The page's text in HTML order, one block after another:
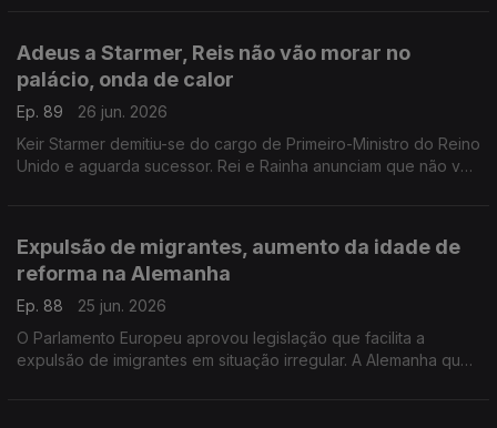
Adeus a Starmer, Reis não vão morar no
palácio, onda de calor
Ep. 89
26 jun. 2026
Keir Starmer demitiu-se do cargo de Primeiro-Ministro do Reino
Unido e aguarda sucessor. Rei e Rainha anunciam que não vão
Expulsão de migrantes, aumento da idade de
reforma na Alemanha
Ep. 88
25 jun. 2026
O Parlamento Europeu aprovou legislação que facilita a
expulsão de imigrantes em situação irregular. A Alemanha quer